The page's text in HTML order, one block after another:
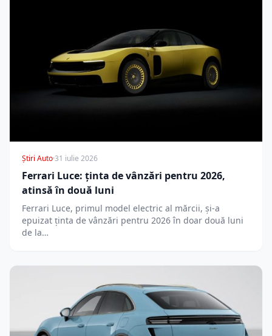
Știri Auto·31 iulie 2026
Ferrari Luce: ținta de vânzări pentru 2026,
atinsă în două luni
Ferrari Luce, primul model electric al mărcii, și-a
epuizat ținta de vânzări pentru 2026 în doar două luni
de la…